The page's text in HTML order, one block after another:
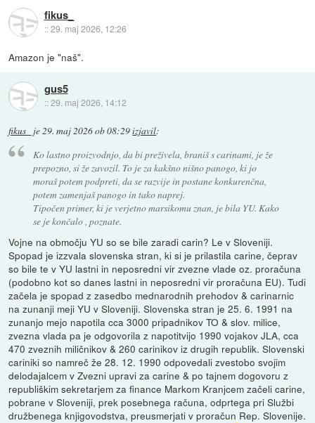
fikus_
::29. maj 2026, 12:26
Amazon je "naš".
gus5
::29. maj 2026, 14:12
fikus_ je29. maj 2026 ob 08:29izjavil:
Ko lastno proizvodnjo, da bi preživela, braniš s carinami, je že
prepozno, si že zavozil. To je za kakšno nišno panogo, ki jo
moraš potem podpreti, da se razvije in postane konkurenčna,
potem zamenjaš panogo in tako naprej.
Tipočen primer, ki je verjetno marsikomu znan, je bila YU. Kako
se je končalo , poznate.
Vojne na območju YU so se bile zaradi carin? Le v Sloveniji.
Spopad je izzvala slovenska stran, ki si je prilastila carine, čeprav
so bile te v YU lastni in neposredni vir zvezne vlade oz. proračuna
(podobno kot so danes lastni in neposredni vir proračuna EU). Tudi
začela je spopad z zasedbo mednarodnih prehodov & carinarnic
na zunanji meji YU v Sloveniji. Slovenska stran je 25. 6. 1991 na
zunanjo mejo napotila cca 3000 pripadnikov TO & slov. milice,
zvezna vlada pa je odgovorila z napotitvijo 1990 vojakov JLA, cca
470 zveznih miličnikov & 260 carinikov iz drugih republik. Slovenski
cariniki so namreč že 28. 12. 1990 odpovedali zvestobo svojim
delodajalcem v Zvezni upravi za carine & po tajnem dogovoru z
republiškim sekretarjem za finance Markom Kranjcem začeli carine,
pobrane v Sloveniji, prek posebnega računa, odprtega pri Službi
družbenega knjigovodstva, preusmerjati v proračun Rep. Slovenije.